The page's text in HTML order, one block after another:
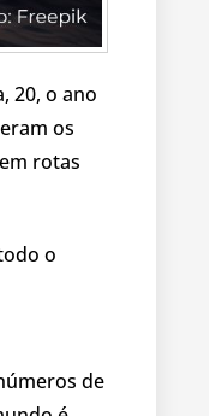
20, o ano
os
rotas
o
de